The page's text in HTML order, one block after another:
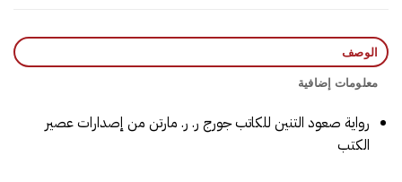
الوصف
معلومات إضافية
رواية صعود التنين للكاتب جورج ر. ر. مارتن من إصدارات عصير
الكتب